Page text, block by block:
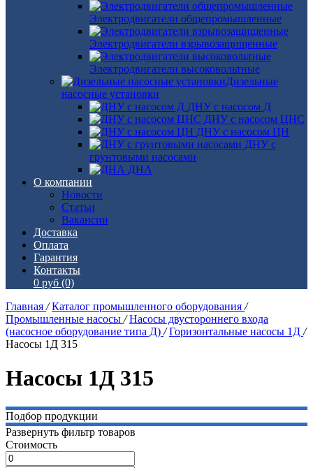
Электродвигатели общепромышленные
Электродвигатели взрывозащищенные
Электродвигатели высоковольтные
Дизельные
насосные установки
ДНУ с насосом Д
ДНУ с насосом ЦНС
ДНУ с насосом ЦН
ДНУ с
грунтовыми насосами
ДНА
О компании
Новости
Статьи
Вакансии
Доставка
Оплата
Гарантия
Контакты
0 руб (0)
Главная / Каталог промышленного оборудования /
Промышленные насосы / Насосы двустороннего входа
(насосное оборудование типа Д) / Горизонтальные насосы 1Д /
Насосы 1Д 315
Насосы 1Д 315
Подбор продукции
Развернуть фильтр товаров
Стоимость